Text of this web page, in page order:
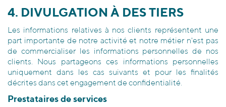
4. DIVULGATION À DES TIERS
Les informations relatives à nos clients représentent une
part importante de notre activité et notre métier n'est pas
de commercialiser les informations personnelles de nos
clients. Nous partageons ces informations personnelles
uniquement dans les cas suivants et pour les finalités
décrites dans cet engagement de confidentialité.
Prestataires de services